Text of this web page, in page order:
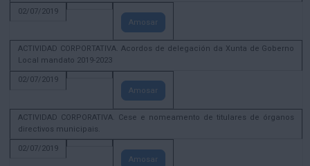
02/07/2019
Amosar
ACTIVIDAD CORPORTATIVA. Acordos de delegación da Xunta de Goberno
Local mandato 2019-2023
02/07/2019
Amosar
ACTIVIDAD CORPORATIVA. Cese e nomeamento de titulares de órganos
directivos municipais.
02/07/2019
Amosar